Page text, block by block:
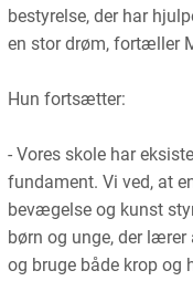
bestyrelse, der har
en stor drøm, fortæller
Hun fortsætter:
- Vores skole har
fundament. Vi ved, at
bevægelse og kunst
børn og unge, der
og bruge både krop og